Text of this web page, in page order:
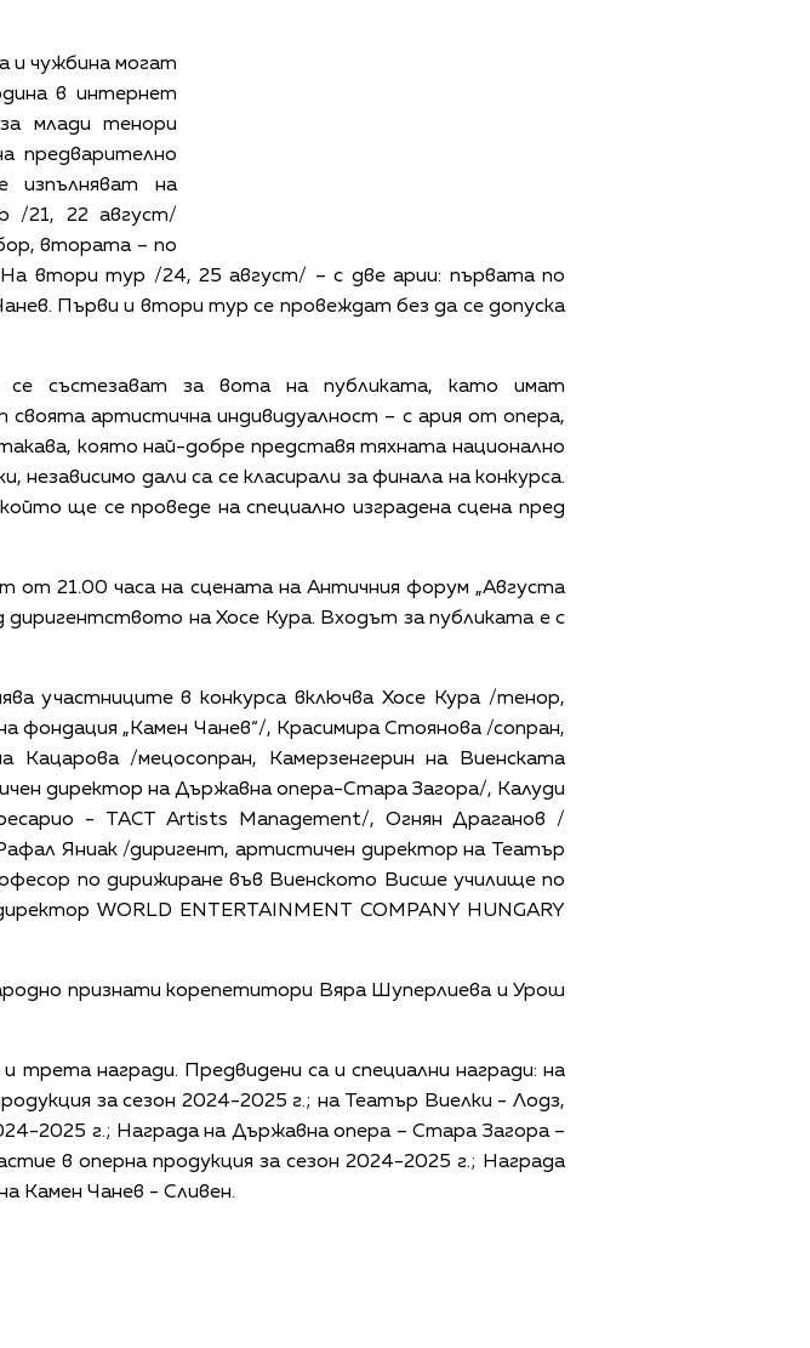
и чужбина могат
в интернет
млади тенори
предварително
изпълняват на
/21, 22 август/
втората – по
втори тур /24, 25 август/ – с две арии: първата по
Първи и втори тур се провеждат без да се допуска
състезават за вота на публиката, като имат
артистична индивидуалност – с ария от опера,
която най-добре представя тяхната национално
дали са се класирали за финала на конкурса.
ще се проведе на специално изградена сцена пред
от 21.00 часа на сцената на Античния форум „Августа
на Хосе Кура. Входът за публиката е с
участниците в конкурса включва Хосе Кура /тенор,
фондация „Камен Чанев“/, Красимира Стоянова /сопран,
Кацарова /мецосопран, Камерзенгерин на Виенската
директор на Държавна опера-Стара Загора/, Калуди
- TACT Artists Management/, Огнян Драганов /
Яниак /диригент, артистичен директор на Театър
по дирижиране във Виенското Висше училище по
WORLD ENTERTAINMENT COMPANY HUNGARY
признати корепетитори Вяра Шуперлиева и Урош
трета награди. Предвидени са и специални награди: на
за сезон 2024-2025 г.; на Театър Виелки - Лодз,
2025 г.; Награда на Държавна опера – Стара Загора –
в оперна продукция за сезон 2024-2025 г.; Награда
Камен Чанев - Сливен.